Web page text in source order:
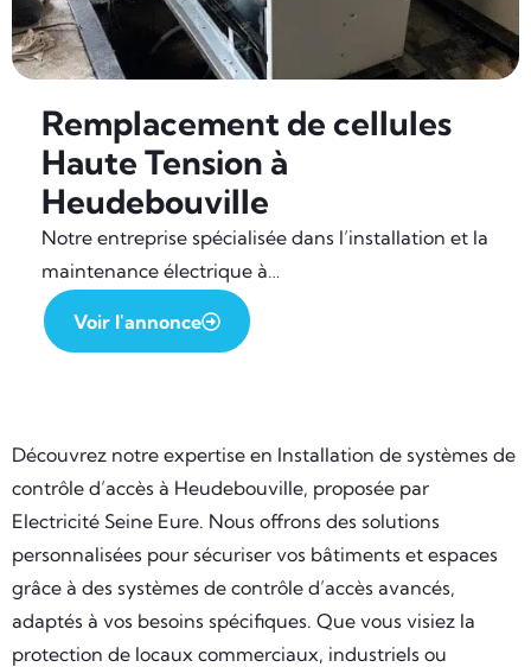
Remplacement de cellules
Haute Tension à
Heudebouville
Notre entreprise spécialisée dans l’installation et la
maintenance électrique à…
Voir l'annonce
Découvrez notre expertise en Installation de systèmes de
contrôle d’accès à Heudebouville, proposée par
Electricité Seine Eure. Nous offrons des solutions
personnalisées pour sécuriser vos bâtiments et espaces
grâce à des systèmes de contrôle d’accès avancés,
adaptés à vos besoins spécifiques. Que vous visiez la
protection de locaux commerciaux, industriels ou